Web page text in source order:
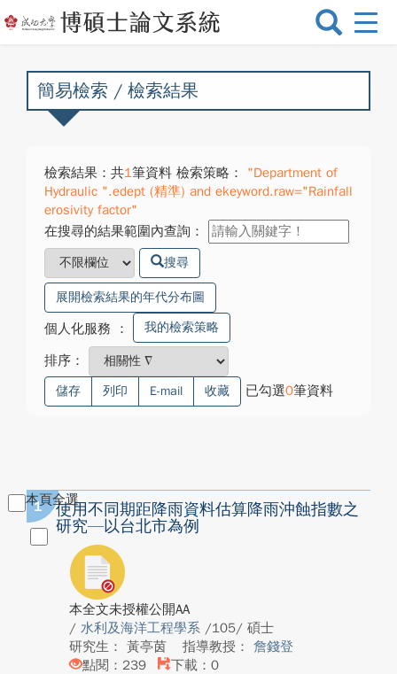
選
換
簡易檢索 / 檢索結果
檢索結果：共1筆資料 檢索策略：
"Department of
Hydraulic ".edept (精準) and ekeyword.raw="Rainfall
erosivity factor"
在搜尋的結果範圍內查詢：
搜尋
展開檢索結果的年代分布圖
個人化服務 ： 我的檢索策略
排序：
儲存 列印 E-mail 收藏 已勾選0筆資料
本頁全選
1
使用不同期距降雨資料估算降雨沖蝕指數之
研究—以台北市為例
本全文未授權公開AA
/ 水利及海洋工程學系 /105/ 碩士
研究生： 黃亭茵
指導教授： 詹錢登
點閱：239
下載：0